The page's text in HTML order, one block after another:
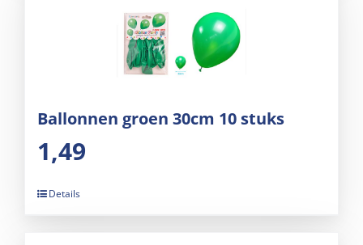
Ballonnen groen 30cm 10 stuks
1,49
Details